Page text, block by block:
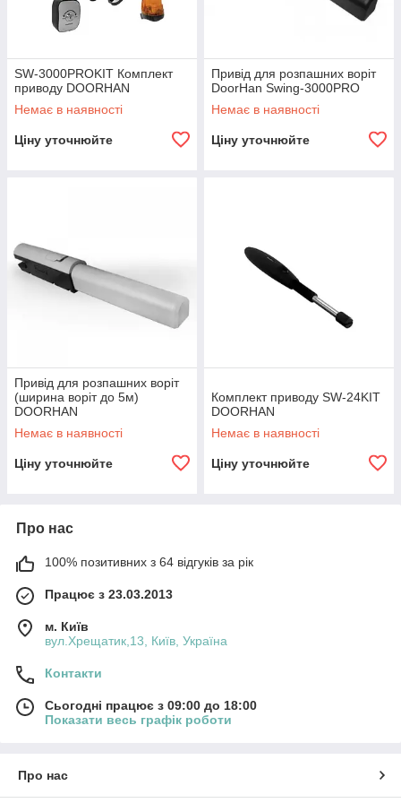
SW-3000PROKIT Комплект
приводу DOORHAN
Немає в наявності
Ціну уточнюйте
Привід для розпашних воріт
DoorHan Swing-3000PRО
Немає в наявності
Ціну уточнюйте
Привід для розпашних воріт
(ширина воріт до 5м)
DOORHAN
Немає в наявності
Ціну уточнюйте
Комплект приводу SW-24KIT
DOORHAN
Немає в наявності
Ціну уточнюйте
Про нас
100% позитивних з 64 відгуків за рік
Працює з 23.03.2013
м. Київ
вул.Хрещатик,13, Київ, Україна
Контакти
Сьогодні працює з 09:00 до 18:00
Показати весь графік роботи
Про нас